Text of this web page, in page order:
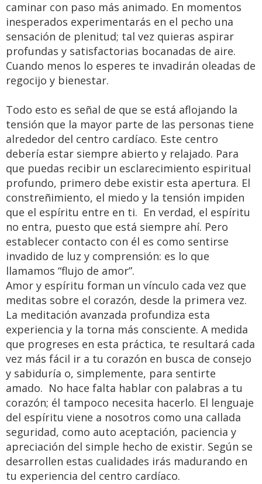
caminar con paso más animado. En momentos
inesperados experimentarás en el pecho una
sensación de plenitud; tal vez quieras aspirar
profundas y satisfactorias bocanadas de aire.
Cuando menos lo esperes te invadirán oleadas de
regocijo y bienestar.
Todo esto es señal de que se está aflojando la
tensión que la mayor parte de las personas tiene
alrededor del centro cardíaco. Este centro
debería estar siempre abierto y relajado. Para
que puedas recibir un esclarecimiento espiritual
profundo, primero debe existir esta apertura. El
constreñimiento, el miedo y la tensión impiden
que el espíritu entre en ti. En verdad, el espíritu
no entra, puesto que está siempre ahí. Pero
establecer contacto con él es como sentirse
invadido de luz y comprensión: es lo que
llamamos “flujo de amor”.
Amor y espíritu forman un vínculo cada vez que
meditas sobre el corazón, desde la primera vez.
La meditación avanzada profundiza esta
experiencia y la torna más consciente. A medida
que progreses en esta práctica, te resultará cada
vez más fácil ir a tu corazón en busca de consejo
y sabiduría o, simplemente, para sentirte
amado. No hace falta hablar con palabras a tu
corazón; él tampoco necesita hacerlo. El lenguaje
del espíritu viene a nosotros como una callada
seguridad, como auto aceptación, paciencia y
apreciación del simple hecho de existir. Según se
desarrollen estas cualidades irás madurando en
tu experiencia del centro cardíaco.